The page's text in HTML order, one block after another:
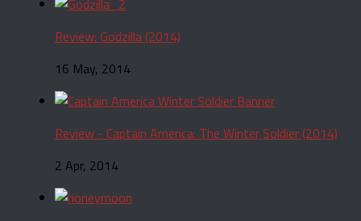
Review: Godzilla (2014)
16 May, 2014
Review - Captain America: The Winter Soldier (2014)
2 Apr, 2014